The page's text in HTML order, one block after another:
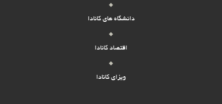
دانشگاه های کانادا
اقتصاد کانادا
ویزای کانادا